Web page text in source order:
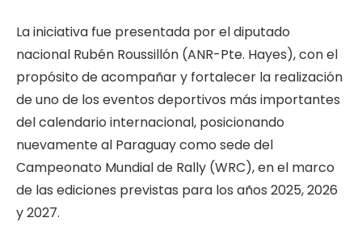
La iniciativa fue presentada por el diputado
nacional Rubén Roussillón (ANR-Pte. Hayes), con el
propósito de acompañar y fortalecer la realización
de uno de los eventos deportivos más importantes
del calendario internacional, posicionando
nuevamente al Paraguay como sede del
Campeonato Mundial de Rally (WRC), en el marco
de las ediciones previstas para los años 2025, 2026
y 2027.